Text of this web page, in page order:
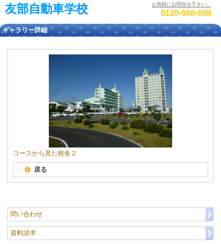
友部自動車学校 お気軽にお問合せ下さい。
0120-988-698
ギャラリー詳細
コースから見た校舎２
戻る
問い合わせ
資料請求